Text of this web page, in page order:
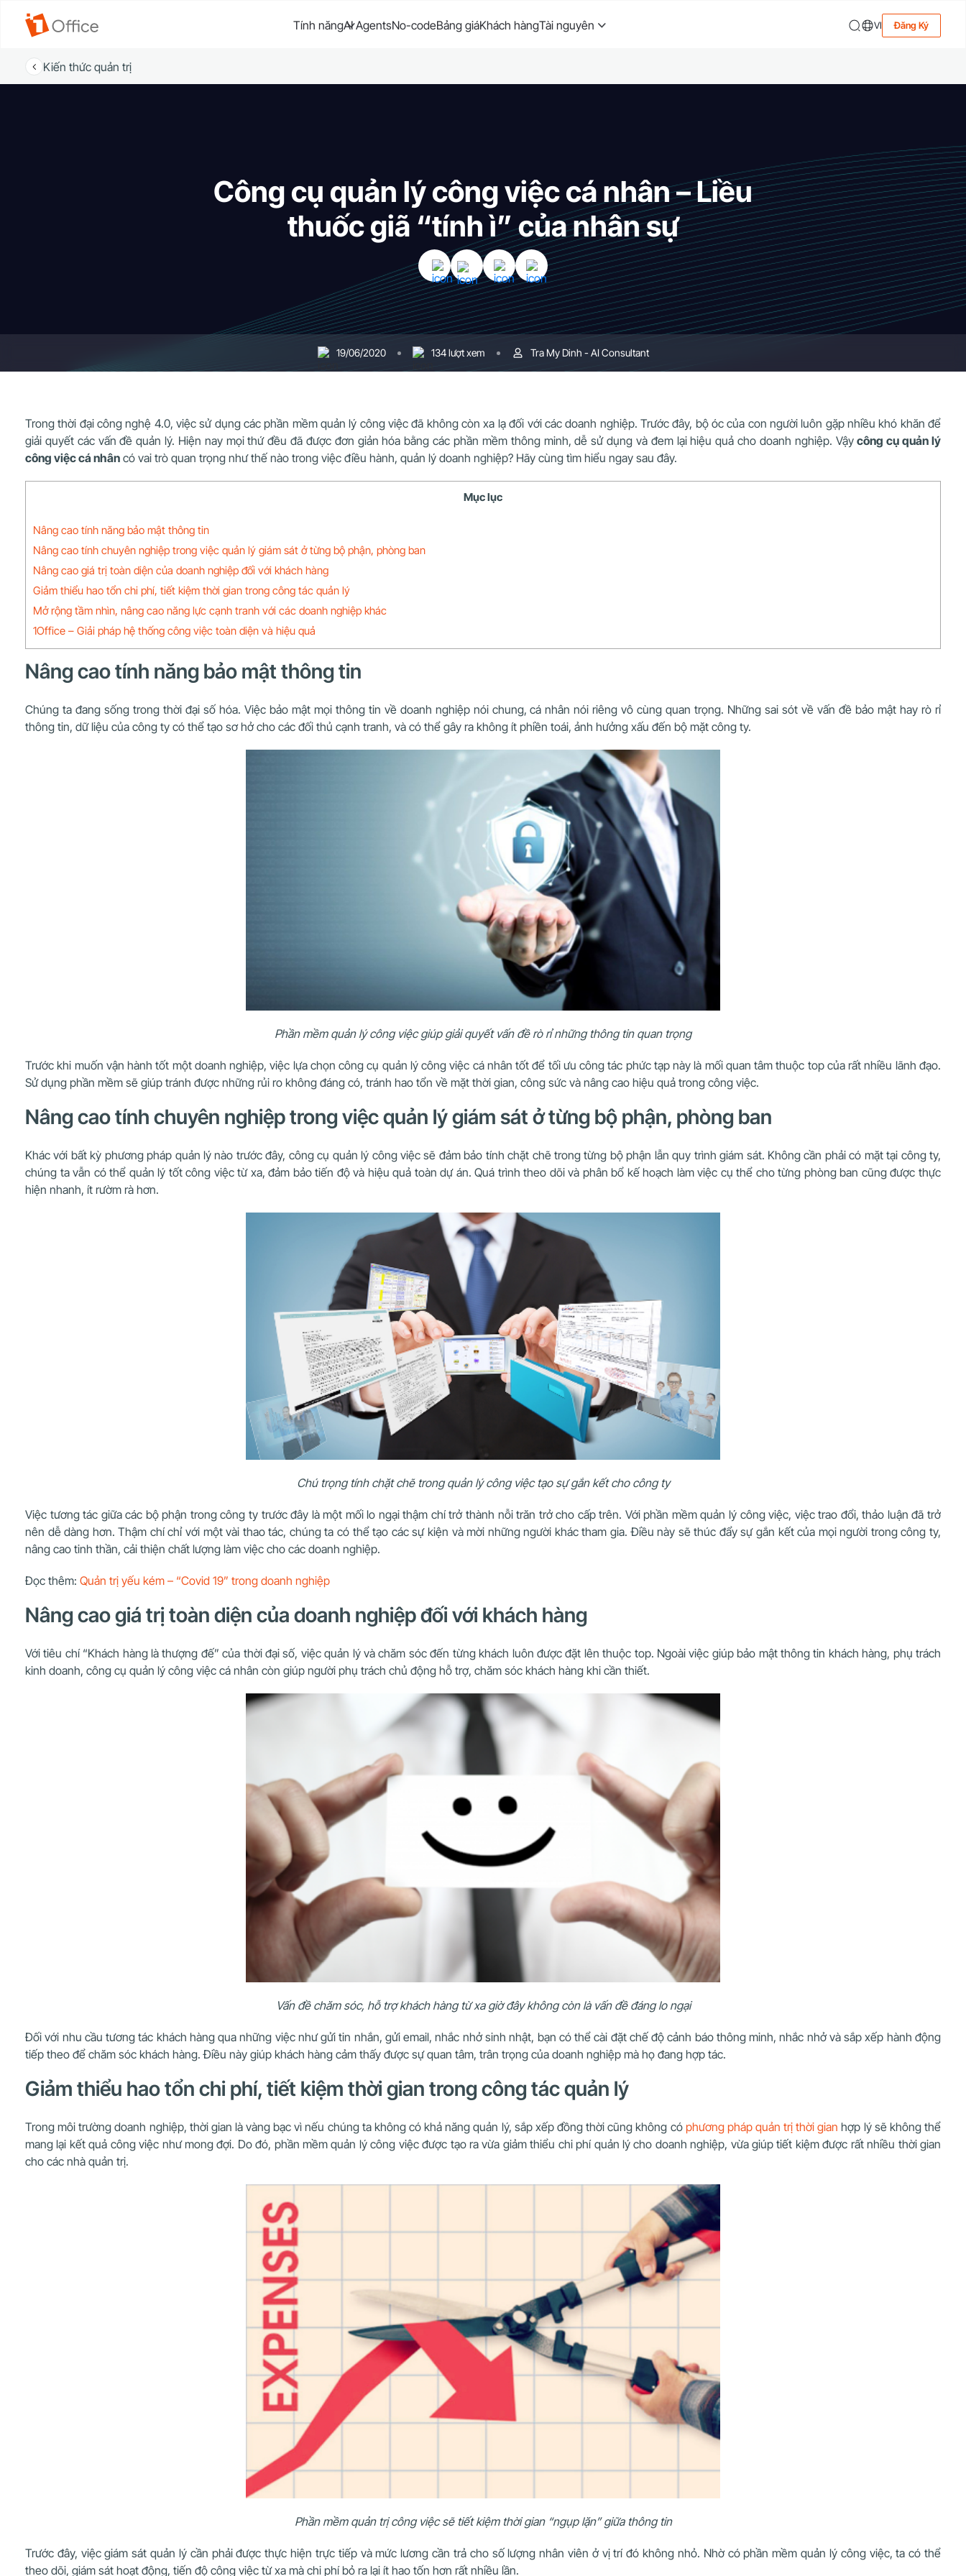
Tính năngAI AgentsNo-codeBảng giáKhách hàngTài nguyên VI Đăng Ký
Kiến thức quản trị
Công cụ quản lý công việc cá nhân – Liều
thuốc giã “tính ì” của nhân sự
19/06/2020 134 lượt xem Tra My Dinh - AI Consultant
Trong thời đại công nghệ 4.0, việc sử dụng các phần mềm quản lý công việc đã không còn xa lạ đối với các doanh nghiệp. Trước đây, bộ óc của con người luôn gặp nhiều khó khăn để
giải quyết các vấn đề quản lý. Hiện nay mọi thứ đều đã được đơn giản hóa bằng các phần mềm thông minh, dễ sử dụng và đem lại hiệu quả cho doanh nghiệp. Vậycông cụ quản lý
công việc cá nhân có vai trò quan trọng như thế nào trong việc điều hành, quản lý doanh nghiệp? Hãy cùng tìm hiểu ngay sau đây.
Mục lục
Nâng cao tính năng bảo mật thông tin
Nâng cao tính chuyên nghiệp trong việc quản lý giám sát ở từng bộ phận, phòng ban
Nâng cao giá trị toàn diện của doanh nghiệp đối với khách hàng
Giảm thiểu hao tổn chi phí, tiết kiệm thời gian trong công tác quản lý
Mở rộng tầm nhìn, nâng cao năng lực cạnh tranh với các doanh nghiệp khác
1Office – Giải pháp hệ thống công việc toàn diện và hiệu quả
Nâng cao tính năng bảo mật thông tin
Chúng ta đang sống trong thời đại số hóa. Việc bảo mật mọi thông tin về doanh nghiệp nói chung, cá nhân nói riêng vô cùng quan trọng. Những sai sót về vấn đề bảo mật hay rò rỉ
thông tin, dữ liệu của công ty có thể tạo sơ hở cho các đối thủ cạnh tranh, và có thể gây ra không ít phiền toái, ảnh hưởng xấu đến bộ mặt công ty.
Phần mềm quản lý công việc giúp giải quyết vấn đề rò rỉ những thông tin quan trọng
Trước khi muốn vận hành tốt một doanh nghiệp, việc lựa chọn công cụ quản lý công việc cá nhân tốt để tối ưu công tác phức tạp này là mối quan tâm thuộc top của rất nhiều lãnh đạo.
Sử dụng phần mềm sẽ giúp tránh được những rủi ro không đáng có, tránh hao tổn về mặt thời gian, công sức và nâng cao hiệu quả trong công việc.
Nâng cao tính chuyên nghiệp trong việc quản lý giám sát ở từng bộ phận, phòng ban
Khác với bất kỳ phương pháp quản lý nào trước đây, công cụ quản lý công việc sẽ đảm bảo tính chặt chẽ trong từng bộ phận lẫn quy trình giám sát. Không cần phải có mặt tại công ty,
chúng ta vẫn có thể quản lý tốt công việc từ xa, đảm bảo tiến độ và hiệu quả toàn dự án. Quá trình theo dõi và phân bổ kế hoạch làm việc cụ thể cho từng phòng ban cũng được thực
hiện nhanh, ít rườm rà hơn.
Chú trọng tính chặt chẽ trong quản lý công việc tạo sự gắn kết cho công ty
Việc tương tác giữa các bộ phận trong công ty trước đây là một mối lo ngại thậm chí trở thành nỗi trăn trở cho cấp trên. Với phần mềm quản lý công việc, việc trao đổi, thảo luận đã trở
nên dễ dàng hơn. Thậm chí chỉ với một vài thao tác, chúng ta có thể tạo các sự kiện và mời những người khác tham gia. Điều này sẽ thúc đẩy sự gắn kết của mọi người trong công ty,
nâng cao tinh thần, cải thiện chất lượng làm việc cho các doanh nghiệp.
Đọc thêm: Quản trị yếu kém – “Covid 19” trong doanh nghiệp
Nâng cao giá trị toàn diện của doanh nghiệp đối với khách hàng
Với tiêu chí “Khách hàng là thượng đế” của thời đại số, việc quản lý và chăm sóc đến từng khách luôn được đặt lên thuộc top. Ngoài việc giúp bảo mật thông tin khách hàng, phụ trách
kinh doanh, công cụ quản lý công việc cá nhân còn giúp người phụ trách chủ động hỗ trợ, chăm sóc khách hàng khi cần thiết.
Vấn đề chăm sóc, hỗ trợ khách hàng từ xa giờ đây không còn là vấn đề đáng lo ngại
Đối với nhu cầu tương tác khách hàng qua những việc như gửi tin nhắn, gửi email, nhắc nhở sinh nhật, bạn có thể cài đặt chế độ cảnh báo thông minh, nhắc nhở và sắp xếp hành động
tiếp theo để chăm sóc khách hàng. Điều này giúp khách hàng cảm thấy được sự quan tâm, trân trọng của doanh nghiệp mà họ đang hợp tác.
Giảm thiểu hao tổn chi phí, tiết kiệm thời gian trong công tác quản lý
Trong môi trường doanh nghiệp, thời gian là vàng bạc vì nếu chúng ta không có khả năng quản lý, sắp xếp đồng thời cũng không có phương pháp quản trị thời gian hợp lý sẽ không thể
mang lại kết quả công việc như mong đợi. Do đó, phần mềm quản lý công việc được tạo ra vừa giảm thiểu chi phí quản lý cho doanh nghiệp, vừa giúp tiết kiệm được rất nhiều thời gian
cho các nhà quản trị.
Phần mềm quản trị công việc sẽ tiết kiệm thời gian “ngụp lặn” giữa thông tin
Trước đây, việc giám sát quản lý cần phải được thực hiện trực tiếp và mức lương cần trả cho số lượng nhân viên ở vị trí đó không nhỏ. Nhờ có phần mềm quản lý công việc, ta có thể
theo dõi, giám sát hoạt động, tiến độ công việc từ xa mà chi phí bỏ ra lại ít hao tốn hơn rất nhiều lần.